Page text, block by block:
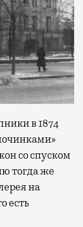
в 1874
со спуском
тогда же
на
есть